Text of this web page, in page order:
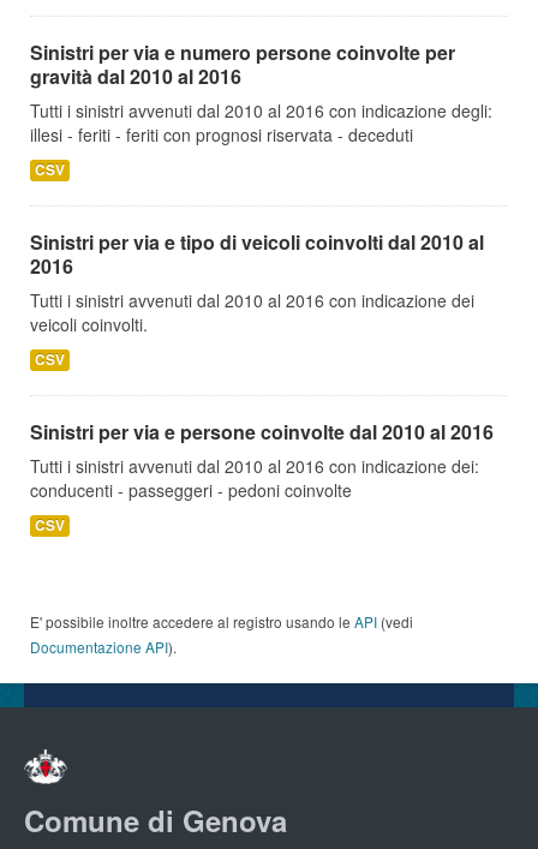
Sinistri per via e numero persone coinvolte per
gravità dal 2010 al 2016
Tutti i sinistri avvenuti dal 2010 al 2016 con indicazione degli:
illesi - feriti - feriti con prognosi riservata - deceduti
CSV
Sinistri per via e tipo di veicoli coinvolti dal 2010 al
2016
Tutti i sinistri avvenuti dal 2010 al 2016 con indicazione dei
veicoli coinvolti.
CSV
Sinistri per via e persone coinvolte dal 2010 al 2016
Tutti i sinistri avvenuti dal 2010 al 2016 con indicazione dei:
conducenti - passeggeri - pedoni coinvolte
CSV
E' possibile inoltre accedere al registro usando le API (vedi
Documentazione API).
Comune di Genova